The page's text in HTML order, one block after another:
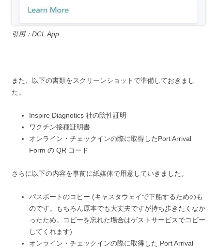
引用：DCL App
また、以下の書類をスクリーンショットで準備しておきまし
た。
Inspire Diagnotics 社の陰性証明
ワクチン接種証明書
オンライン・チェックインの際に取得したPort Arrival
Form の QR コード
さらに以下の内容を事前に紙媒体で用意していきました。
パスポートのコピー (キャスタウェイで下船するためのも
のです。もちろん原本でも大丈夫ですが持ち歩きたくなか
ったため。コピーを忘れた場合はゲストサービスでコピー
してくれます)
オンライン・チェックインの際に取得した Port Arrival